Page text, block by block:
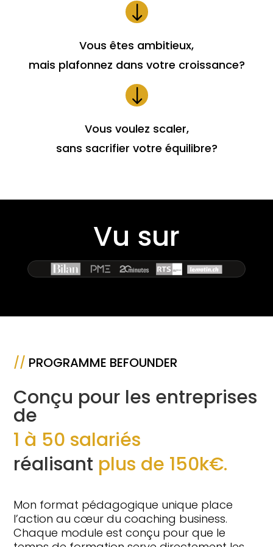
"
Vous êtes ambitieux,
mais plafonnez dans votre croissance?
"
Vous voulez scaler,
sans sacrifier votre équilibre?
Vu sur
// PROGRAMME BEFOUNDER
Conçu pour les entreprises
de
1 à 50 salariés
réalisant plus de 150k€.
Mon format pédagogique unique place
l’action au cœur du coaching business.
Chaque module est conçu pour que le